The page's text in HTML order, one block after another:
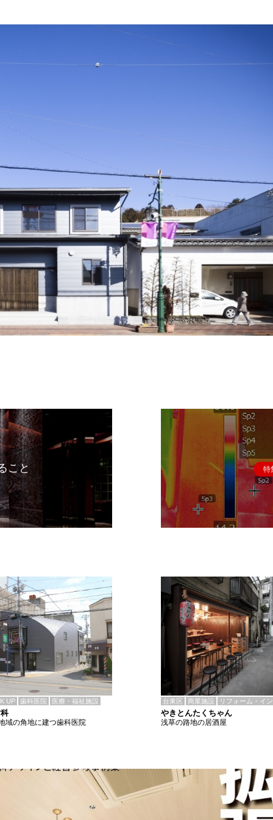
こと 特
UP 歯科医院 医療・福祉施設
域の角地に建つ歯科医院
台東区 商業施設 リフォーム・イ
やきとんたくちゃん
浅草の路地の居酒屋